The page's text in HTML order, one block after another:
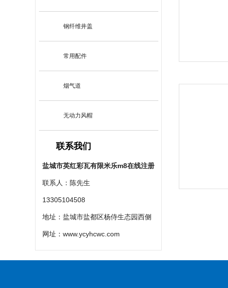
钢纤维井盖
常用配件
烟气道
无动力风帽
联系我们
盐城市英红彩瓦有限米乐m8在线注册
联系人：陈先生
13305104508
地址：盐城市盐都区杨侍生态园西侧
网址： www.ycyhcwc.com